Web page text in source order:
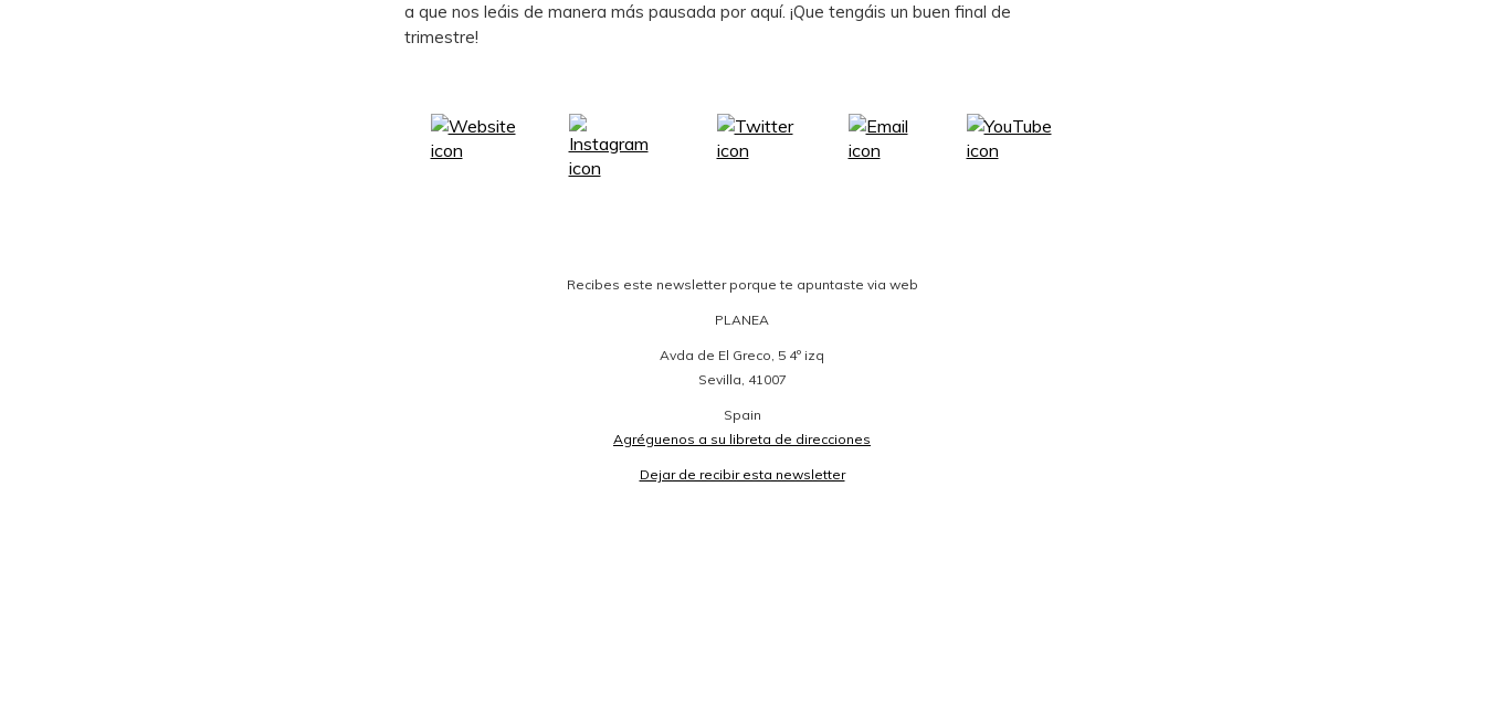
a que nos leáis de manera más pausada por aquí. ¡Que tengáis un buen final de
trimestre!
Recibes este newsletter porque te apuntaste via web
PLANEA
Avda de El Greco, 5 4º izq
Sevilla, 41007
Spain
Agréguenos a su libreta de direcciones
Dejar de recibir esta newsletter